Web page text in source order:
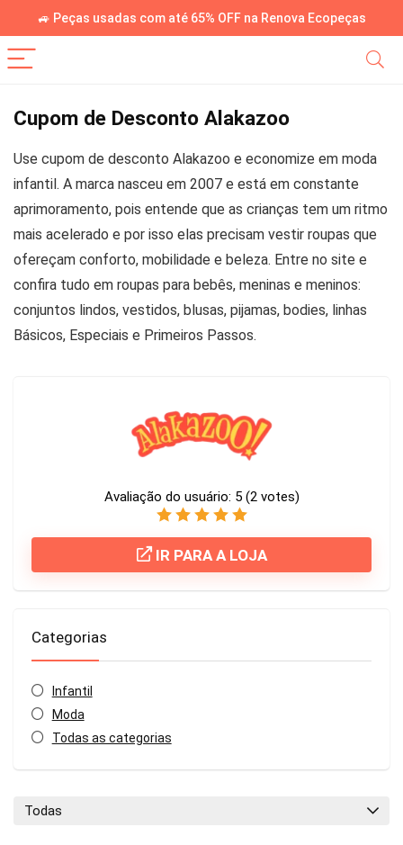
🚙 Peças usadas com até 65% OFF na Renova Ecopeças
Cupom de Desconto Alakazoo
Use cupom de desconto Alakazoo e economize em moda
infantil. A marca nasceu em 2007 e está em constante
aprimoramento, pois entende que as crianças tem um ritmo
mais acelerado e por isso elas precisam vestir roupas que
ofereçam conforto, mobilidade e beleza. Entre no site e
confira tudo em roupas para bebês, meninas e meninos:
conjuntos lindos, vestidos, blusas, pijamas, bodies, linhas
Básicos, Especiais e Primeiros Passos.
Avaliação do usuário: 5 (2votes)
IR PARA A LOJA
Categorias
Infantil
Moda
Todas as categorias
Todas